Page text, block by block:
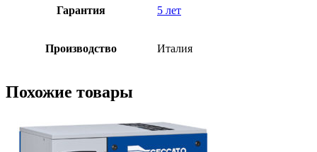
Гарантия 5 лет
Производство Италия
Похожие товары